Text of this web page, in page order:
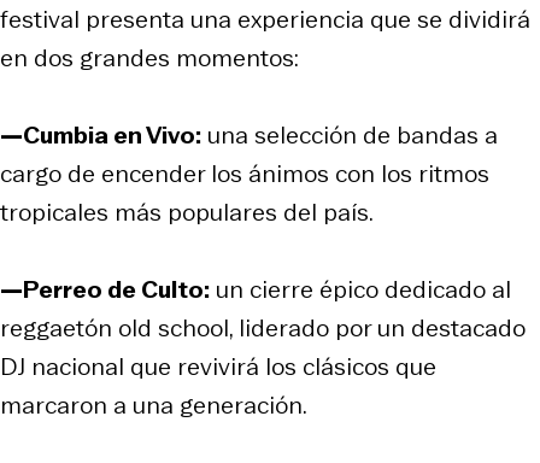
festival presenta una experiencia que se dividirá
en dos grandes momentos:
—Cumbia en Vivo: una selección de bandas a
cargo de encender los ánimos con los ritmos
tropicales más populares del país.
—Perreo de Culto: un cierre épico dedicado al
reggaetón old school, liderado por un destacado
DJ nacional que revivirá los clásicos que
marcaron a una generación.